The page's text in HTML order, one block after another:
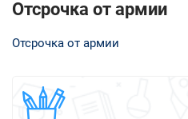
Отсрочка от армии
Отсрочка от армии